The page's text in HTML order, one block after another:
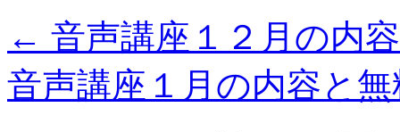
← 音声講座１２月の内
音声講座１月の内容と